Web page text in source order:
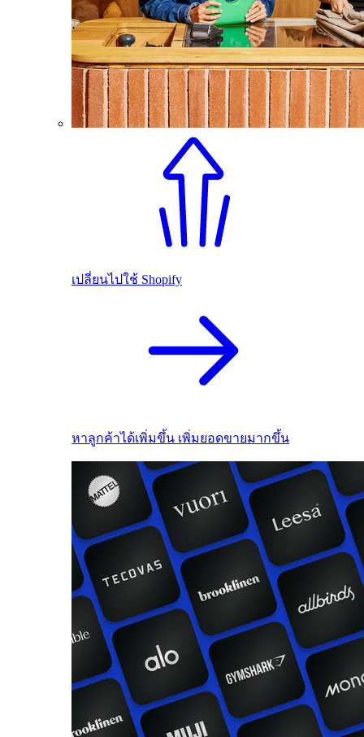
เปลี่ยนไปใช้ Shopify
หาลูกค้าได้เพิ่มขึ้น เพิ่มยอดขายมากขึ้น